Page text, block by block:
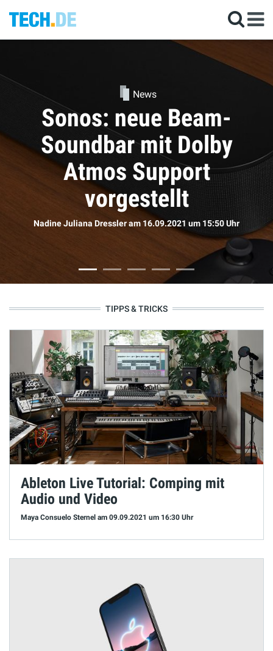
News
Kommen die neuen
AirPods doch bald?
Sophie Bömeram 16.09.2021 um 11:50 Uhr
TIPPS & TRICKS
Ableton Live Tutorial: Comping mit
Audio und Video
Maya Consuelo Sternel am 09.09.2021 um 16:30 Uhr